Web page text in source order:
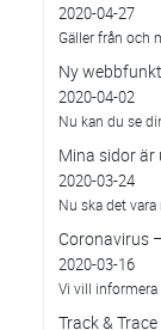
2020-04-27
Gäller från och
Ny
2020-04-02
Nu kan du se
Mina sidor är
2020-03-24
Nu ska det
Coronavirus
2020-03-16
Vi vill
Track & Trace